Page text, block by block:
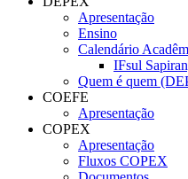
Apresentação
Ensino
Calendário
IFsul
Quem é quem
COEFE
Apresentação
COPEX
Apresentação
Fluxos COPEX